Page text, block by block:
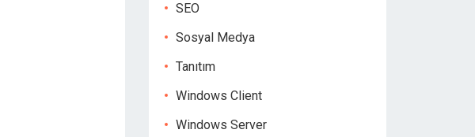
SEO
Sosyal Medya
Tanıtım
Windows Client
Windows Server